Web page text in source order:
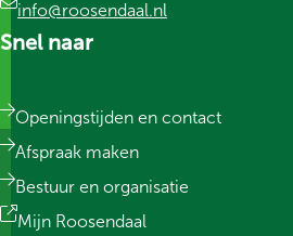
info@roosendaal.nl
Snel naar
Openingstijden en contact
Afspraak maken
Bestuur en organisatie
Mijn Roosendaal